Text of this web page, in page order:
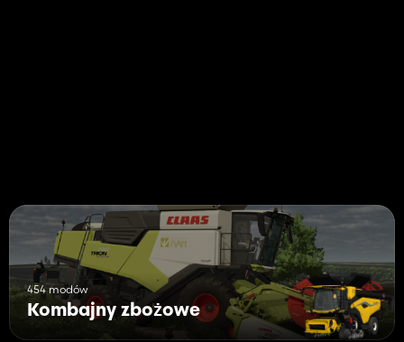
454 modów
Kombajny zbożowe